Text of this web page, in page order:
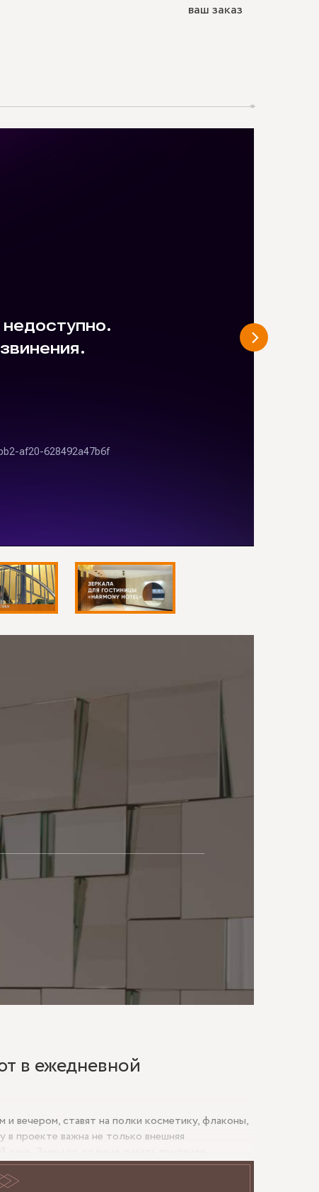
ваш заказ
в ежедневной
вечером, ставят на полки косметику, флаконы,
проекте важна не только внешняя
стеклянная полка — выдерживать привычную
рядом.